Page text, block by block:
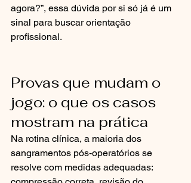
agora?”, essa dúvida por si só já é um
sinal para buscar orientação
profissional.
Provas que mudam o
jogo: o que os casos
mostram na prática
Na rotina clínica, a maioria dos
sangramentos pós-operatórios se
resolve com medidas adequadas: